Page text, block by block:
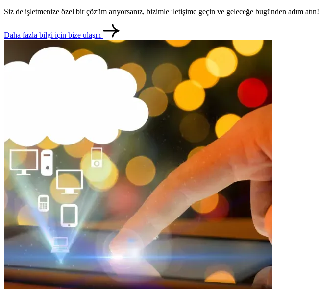
Siz de işletmenize özel bir çözüm arıyorsanız, bizimle iletişime geçin ve geleceğe bugünden adım atın!
Daha fazla bilgi için bize ulaşın